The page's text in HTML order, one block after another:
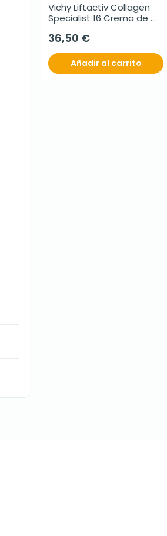
Vichy Liftactiv Collagen
Specialist 16 Crema de
36,50 €
Añadir al carrito